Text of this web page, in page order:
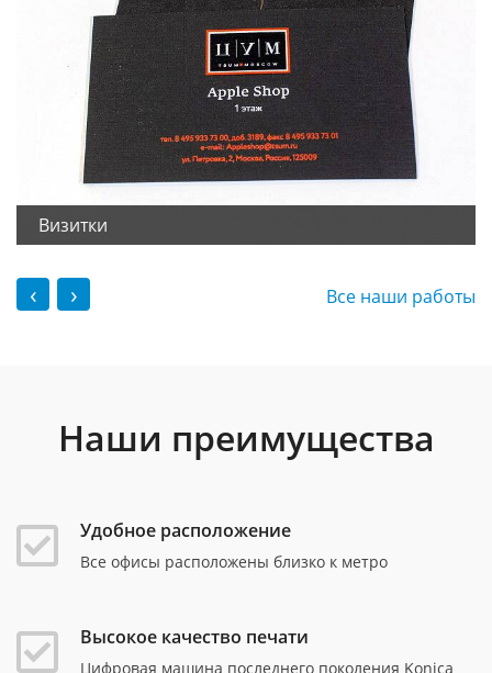
Визитки
‹ › Все наши работы
Наши преимущества
Удобное расположение
Все офисы расположены близко к метро
Высокое качество печати
Цифровая машина последнего поколения Konica